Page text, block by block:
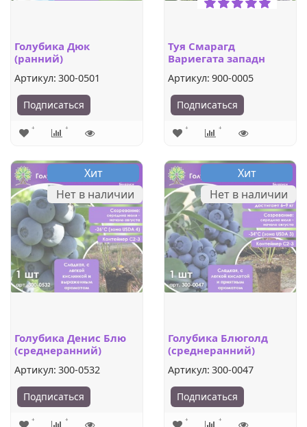
Голубика Дюк
(ранний)
Артикул: 300-0501
Подписаться
Туя Смарагд
Вариегата западн
Артикул: 900-0005
Подписаться
Хит
Нет в наличии
Голубика Денис Блю
(среднеранний)
Артикул: 300-0532
Подписаться
Хит
Нет в наличии
Голубика Блюголд
(среднеранний)
Артикул: 300-0047
Подписаться